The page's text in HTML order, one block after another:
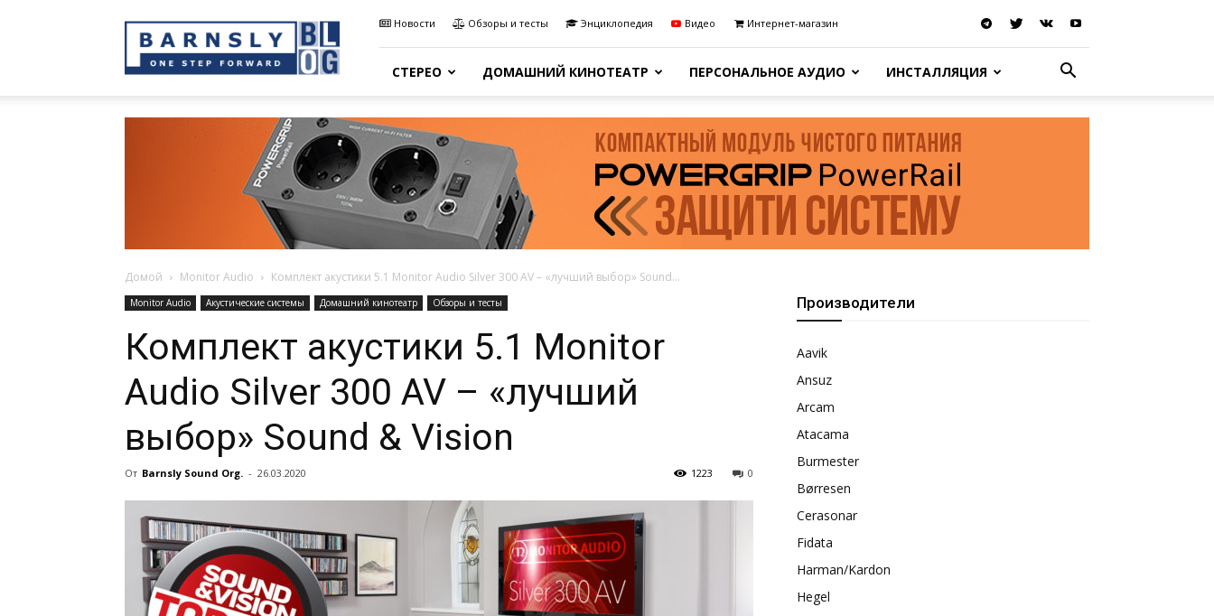
Sound
Blog
Новости Обзоры и тесты Энциклопедия Видео Интернет-магазин
СТЕРЕО ДОМАШНИЙ КИНОТЕАТР ПЕРСОНАЛЬНОЕ АУДИО ИНСТАЛЛЯЦИЯ
Домой Monitor Audio Комплект акустики 5.1 Monitor Audio Silver 300 AV – «лучший выбор» Sound...
Monitor Audio Акустические системы Домашний кинотеатр Обзоры и тесты
Комплект акустики 5.1 Monitor
Audio Silver 300 AV – «лучший
выбор» Sound & Vision
От Barnsly Sound Org. - 26.03.2020 0
1223
Производители
Aavik
Ansuz
Arcam
Atacama
Burmester
Børresen
Cerasonar
Fidata
Harman/Kardon
Hegel